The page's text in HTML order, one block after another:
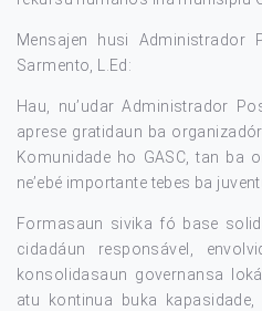
Mensajen husi Administrador
Sarmento, L.Ed:
Hau, nu’udar Administrador
aprese gratidaun ba
Komunidade ho GASC, tan ba
ne’ebé importante tebes ba
Formasaun sivika fó base
cidadáun responsável,
konsolidasaun governansa
atu kontinua buka